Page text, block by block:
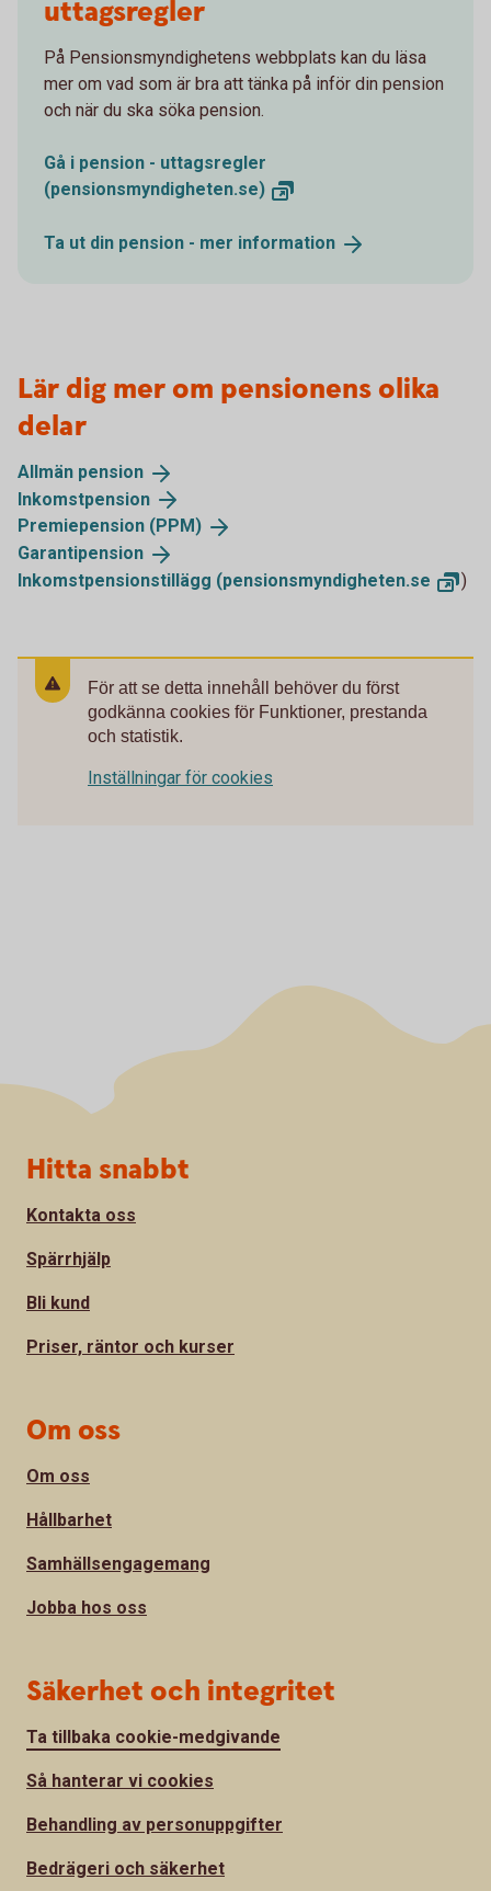
uttagsregler
På Pensionsmyndighetens webbplats kan du läsa
mer om vad som är bra att tänka på inför din pension
och när du ska söka pension.
Gå i pension - uttagsregler
(pensionsmyndigheten.se)
Ta ut din pension - mer information
Lär dig mer om pensionens olika
delar
Allmän pension
Inkomstpension
Premiepension (PPM)
Garantipension
Inkomstpensionstillägg (pensionsmyndigheten.se )
För att se detta innehåll behöver du först
godkänna cookies för Funktioner, prestanda
och statistik.
Inställningar för cookies
Sidfot
Hitta snabbt
Kontakta oss
Spärrhjälp
Bli kund
Priser, räntor och kurser
Om oss
Om oss
Hållbarhet
Samhällsengagemang
Jobba hos oss
Säkerhet och integritet
Ta tillbaka cookie-medgivande
Så hanterar vi cookies
Behandling av personuppgifter
Bedrägeri och säkerhet